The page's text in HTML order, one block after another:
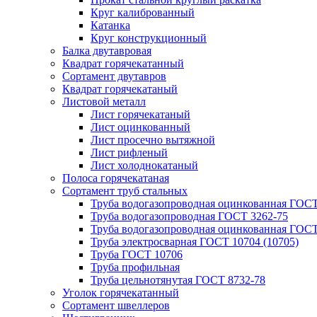
Круг калиброванный
Катанка
Круг конструкционный
Балка двутавровая
Квадрат горячекатанный
Сортамент двутавров
Квадрат горячекатаный
Листовой металл
Лист горячекатаный
Лист оцинкованный
Лист просечно вытяжной
Лист рифленый
Лист холоднокатаный
Полоса горячекатаная
Сортамент труб стальных
Труба водогазопроводная оцинкованная
Труба водогазопроводная ГОСТ 3262-75
Труба водогазопроводная оцинкованная
Труба электросварная ГОСТ 10704 (10705)
Труба ГОСТ 10706
Труба профильная
Труба цельнотянутая ГОСТ 8732-78
Уголок горячекатанный
Сортамент швеллеров